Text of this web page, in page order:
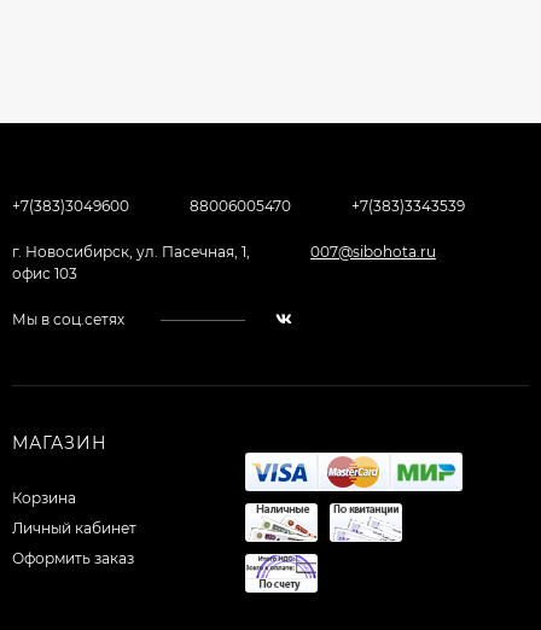
+7(383)3049600 88006005470 +7(383)3343539
г. Новосибирск, ул. Пасечная, 1,
офис 103
007@sibohota.ru
Мы в соц.сетях
МАГАЗИН
Корзина
Личный кабинет
Оформить заказ